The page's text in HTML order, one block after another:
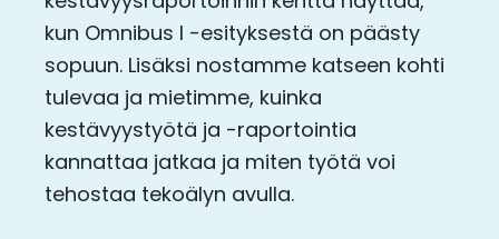
kun Omnibus I -esityksestä on päästy
sopuun. Lisäksi nostamme katseen kohti
tulevaa ja mietimme, kuinka
kestävyystyötä ja -raportointia
kannattaa jatkaa ja miten työtä voi
tehostaa tekoälyn avulla.